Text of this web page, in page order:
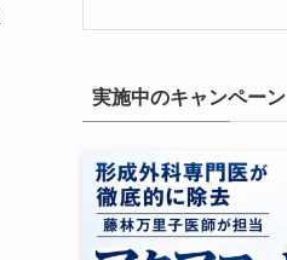
実施中のキャンペーン